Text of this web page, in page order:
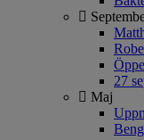
27
Maj